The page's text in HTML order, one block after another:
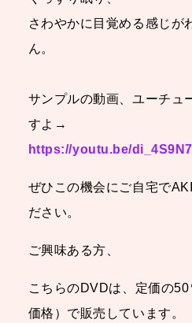
さわやかに目覚める感じが
ん。
サンプルの動画、ユーチュ
すよ→
https://youtu.be/
ぜひこの機会にご自宅で
ださい。
ご興味ある方、
こちらのDVDは、定価の
価格）で販売しています。